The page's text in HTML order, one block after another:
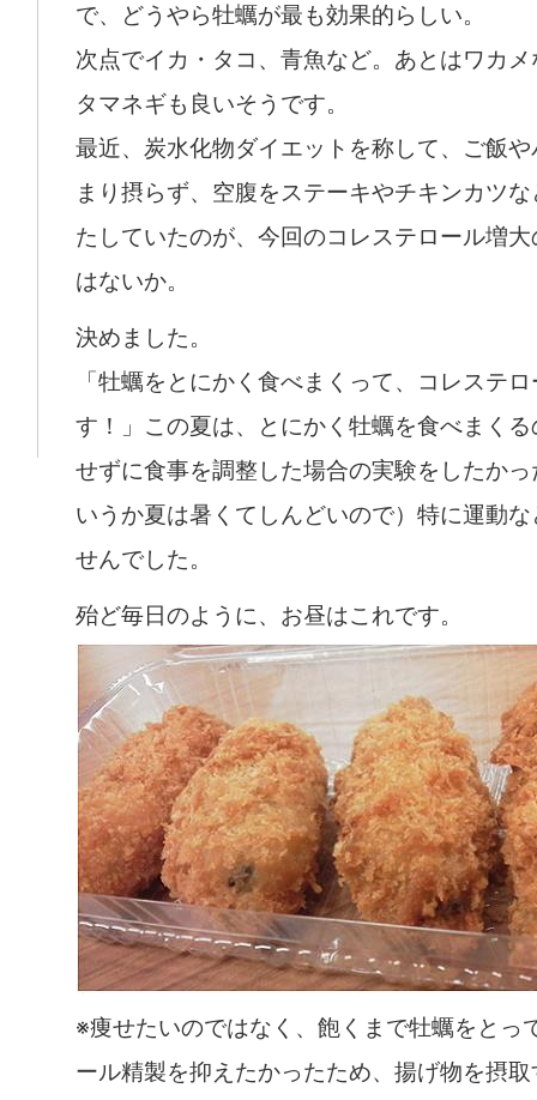
で、どうやら牡蠣が最も効果的らしい。
次点でイカ・タコ、青魚など。あとはワカ
タマネギも良いそうです。
最近、炭水化物ダイエットを称して、ご飯
まり摂らず、空腹をステーキやチキンカツ
たしていたのが、今回のコレステロール増
はないか。
決めました。
「牡蠣をとにかく食べまくって、コレステ
す！」この夏は、とにかく牡蠣を食べまく
せずに食事を調整した場合の実験をしたか
いうか夏は暑くてしんどいので）特に運動
せんでした。
殆ど毎日のように、お昼はこれです。
※痩せたいのではなく、飽くまで牡蠣をとっ
ール精製を抑えたかったため、揚げ物を摂